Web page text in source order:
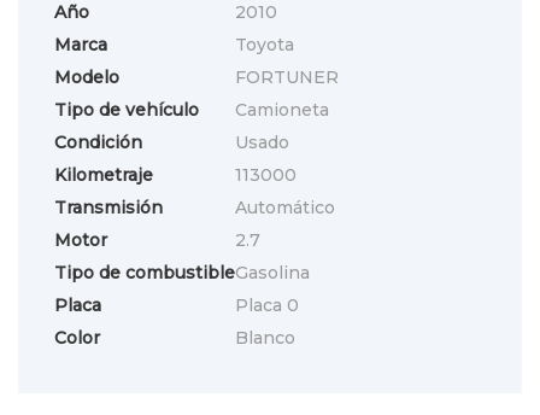
Año
2010
Marca
Toyota
Modelo
FORTUNER
Tipo de vehículo
Camioneta
Condición
Usado
Kilometraje
113000
Transmisión
Automático
Motor
2.7
Tipo de combustibleGasolina
Placa
Placa 0
Color
Blanco